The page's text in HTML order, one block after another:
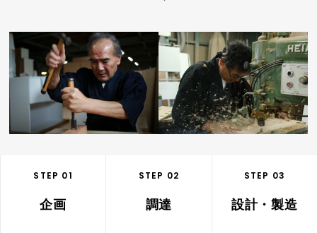
STEP 01
企画
STEP 02
調達
STEP 03
設計・製造